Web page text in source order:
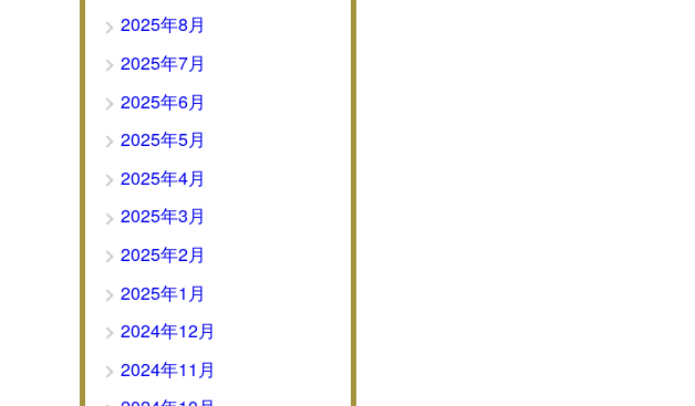
2025年8月
2025年7月
2025年6月
2025年5月
2025年4月
2025年3月
2025年2月
2025年1月
2024年12月
2024年11月